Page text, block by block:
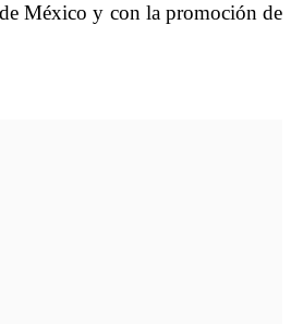
México y con la promoción de